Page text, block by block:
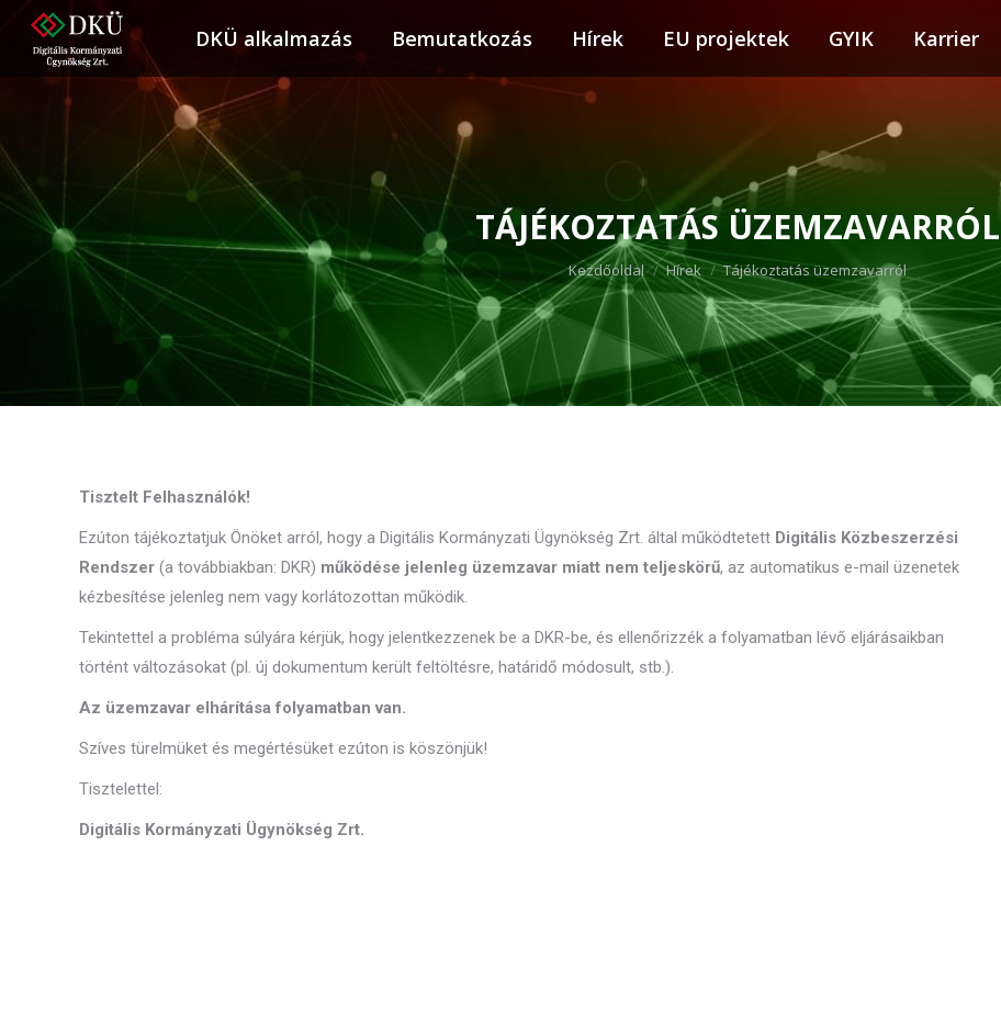
DKÜ alkalmazás Bemutatkozás Hírek EU projektek GYIK Karrier
TÁJÉKOZTATÁS ÜZEMZAVARRÓL
You are here:
Kezdőoldal Hírek Tájékoztatás üzemzavarról
Tisztelt Felhasználók!
Ezúton tájékoztatjuk Önöket arról, hogy a Digitális Kormányzati Ügynökség Zrt. által működtetett Digitális Közbeszerzési
Rendszer (a továbbiakban: DKR) működése jelenleg üzemzavar miatt nem teljeskörű, az automatikus e-mail üzenetek
kézbesítése jelenleg nem vagy korlátozottan működik.
Tekintettel a probléma súlyára kérjük, hogy jelentkezzenek be a DKR-be, és ellenőrizzék a folyamatban lévő eljárásaikban
történt változásokat (pl. új dokumentum került feltöltésre, határidő módosult, stb.).
Az üzemzavar elhárítása folyamatban van.
Szíves türelmüket és megértésüket ezúton is köszönjük!
Tisztelettel:
Digitális Kormányzati Ügynökség Zrt.
DKÜ alkalmazás Bemutatkozás Hírek EU projektek GYIK Karrier